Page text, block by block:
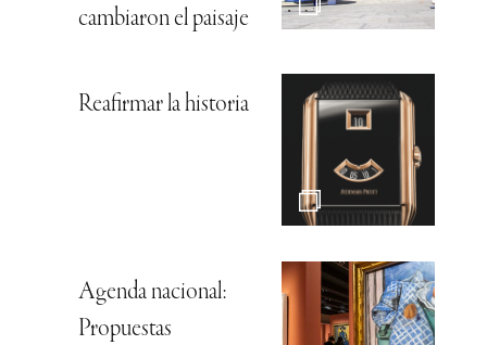
cambiaron el paisaje
Reafirmar la historia
Agenda nacional:
Propuestas